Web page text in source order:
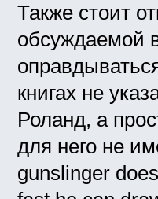
Также стоит
обсуждаемой
книгах не
Роланд, а
для него не
gunslinger